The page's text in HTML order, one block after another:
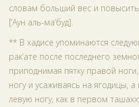
словам больший вес и
[‘Аун аль-ма‘буд].
** В хадисе упоминаются
рак‘ате после последнего
приподнимая пятку правой
ногу и усаживаясь на ягодицы,
левую ногу, как в первом